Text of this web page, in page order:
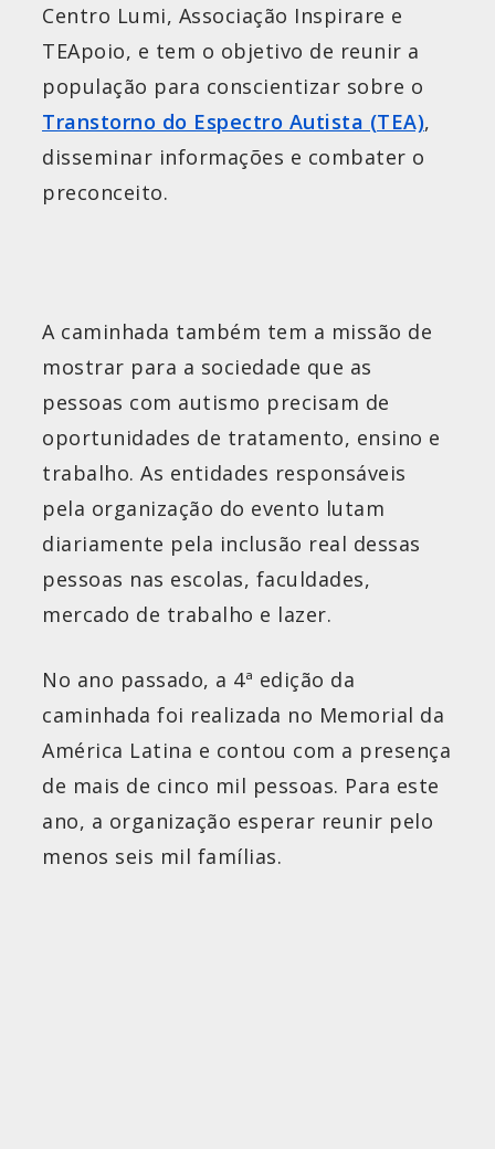
Centro Lumi, Associação Inspirare e
TEApoio, e tem o objetivo de reunir a
população para conscientizar sobre o
Transtorno do Espectro Autista (TEA),
disseminar informações e combater o
preconceito.
A caminhada também tem a missão de
mostrar para a sociedade que as
pessoas com autismo precisam de
oportunidades de tratamento, ensino e
trabalho. As entidades responsáveis
pela organização do evento lutam
diariamente pela inclusão real dessas
pessoas nas escolas, faculdades,
mercado de trabalho e lazer.
No ano passado, a 4ª edição da
caminhada foi realizada no Memorial da
América Latina e contou com a presença
de mais de cinco mil pessoas. Para este
ano, a organização esperar reunir pelo
menos seis mil famílias.